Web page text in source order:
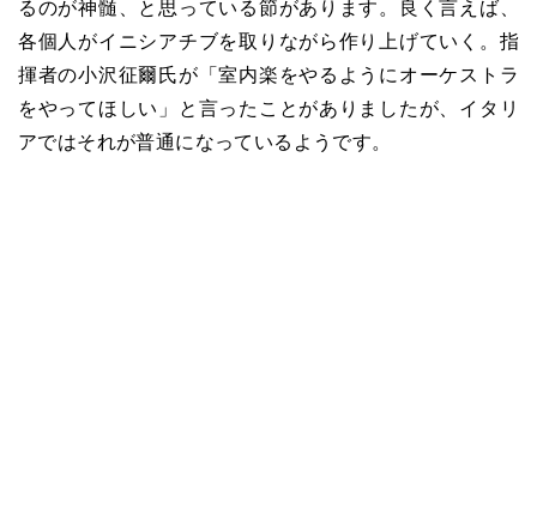
るのが神髄、と思っている節があります。良く言えば、
各個人がイニシアチブを取りながら作り上げていく。指
揮者の小沢征爾氏が「室内楽をやるようにオーケストラ
をやってほしい」と言ったことがありましたが、イタリ
アではそれが普通になっているようです。